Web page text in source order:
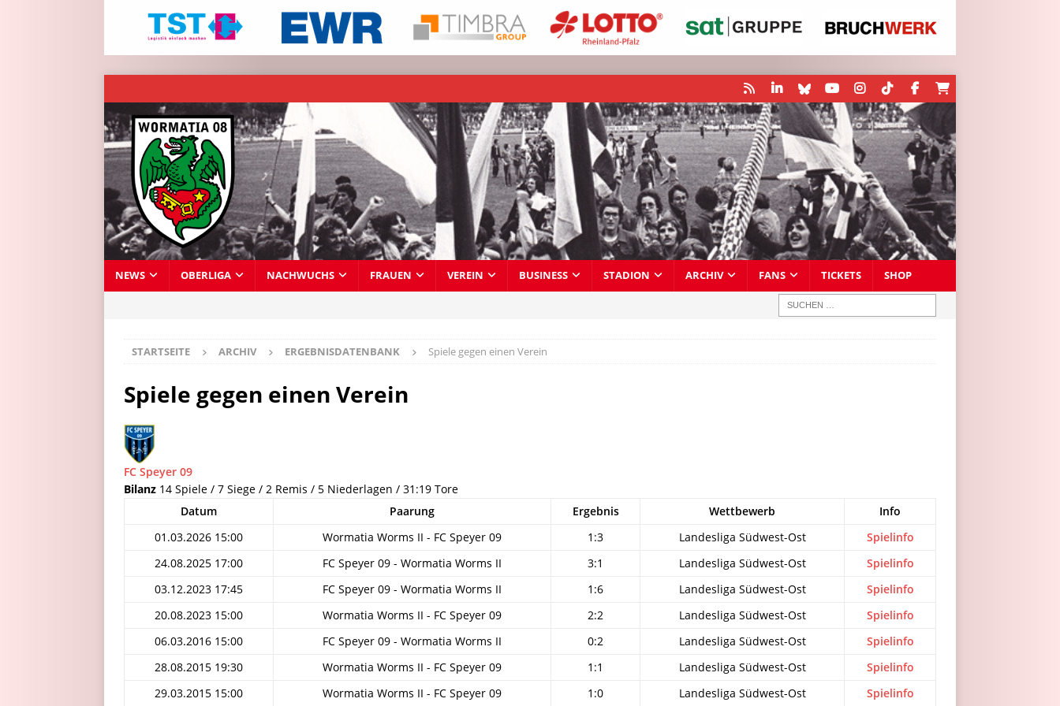
NEWS OBERLIGA NACHWUCHS FRAUEN VEREIN BUSINESS STADION ARCHIV FANS TICKETS SHOP
STARTSEITE ARCHIV ERGEBNISDATENBANK Spiele gegen einen Verein
Spiele gegen einen Verein
FC Speyer 09
Bilanz 14 Spiele / 7 Siege / 2 Remis / 5 Niederlagen / 31:19 Tore
Datum
Paarung Ergebnis Wettbewerb
Info
01.03.2026 15:00
Wormatia Worms II - FC Speyer 09 1:3 Landesliga Südwest-Ost
Spielinfo
24.08.2025 17:00
FC Speyer 09 - Wormatia Worms II 3:1 Landesliga Südwest-Ost
Spielinfo
03.12.2023 17:45
FC Speyer 09 - Wormatia Worms II 1:6 Landesliga Südwest-Ost
Spielinfo
20.08.2023 15:00
Wormatia Worms II - FC Speyer 09 2:2 Landesliga Südwest-Ost
Spielinfo
06.03.2016 15:00
FC Speyer 09 - Wormatia Worms II 0:2 Landesliga Südwest-Ost
Spielinfo
28.08.2015 19:30
Wormatia Worms II - FC Speyer 09 1:1 Landesliga Südwest-Ost
Spielinfo
29.03.2015 15:00
Wormatia Worms II - FC Speyer 09 1:0 Landesliga Südwest-Ost Spielinfo